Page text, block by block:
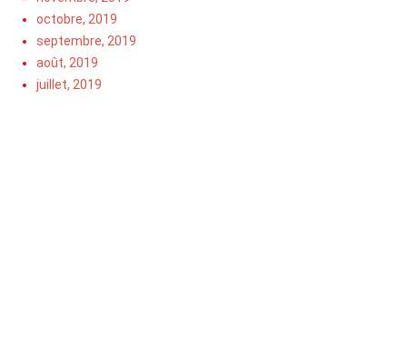
octobre, 2019
septembre, 2019
août, 2019
juillet, 2019